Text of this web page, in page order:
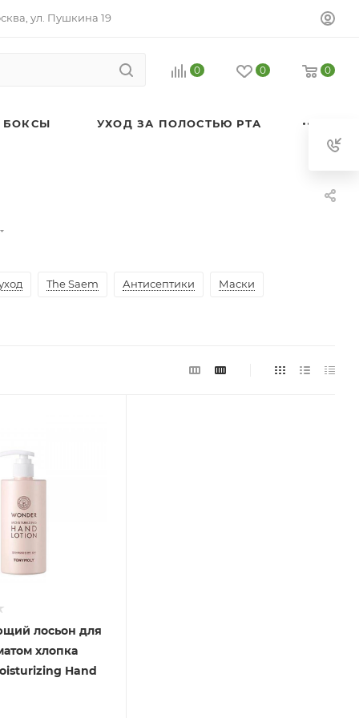
ул. Пушкина 19
0 0 0
БОКСЫ УХОД ЗА ПОЛОСТЬЮ РТА
The Saem Антисептики Маски
лосьон для
хлопка
Hand